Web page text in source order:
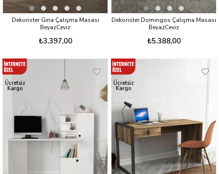
Dekorister Gina Çalışma Masası
BeyazCeviz
₺3.397,00
Dekorister Domingos Çalışma Masası
BeyazCeviz
₺5.388,00
Ücretsiz
Kargo
Ücretsiz
Kargo